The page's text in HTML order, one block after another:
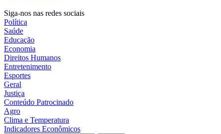
Siga-nos nas redes sociais
Política
Saúde
Educação
Economia
Direitos Humanos
Entretenimento
Esportes
Geral
Justiça
Conteúdo Patrocinado
Agro
Clima e Temperatura
Indicadores Econômicos